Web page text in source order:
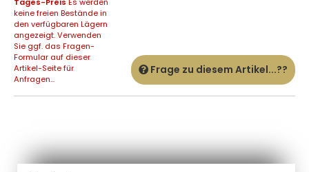
keine freien Bestände in
den verfügbaren Lägern
angezeigt. Verwenden
Sie ggf. das Fragen-
Formular auf dieser
Artikel-Seite für
Anfragen...
Frage zu diesem Artikel...??